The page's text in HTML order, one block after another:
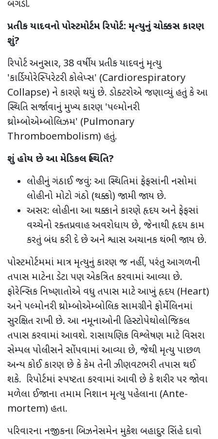
બગડી.
પ્રતીક યાદવનો પોસ્ટમોર્ટમ રિપોર્ટ: મૃત્યુનું ચોક્કસ કારણ
શું?
રિપોર્ટ અનુસાર, 38 વર્ષીય પ્રતીક યાદવનું મૃત્યુ
'કાર્ડિયોરેસ્પિરેટરી કોલેપ્સ' (Cardiorespiratory
Collapse) ને કારણે થયું છે. ડોક્ટરોએ જણાવ્યું હતું કે આ
સ્થિતિ સર્જાવાનું મુખ્ય કારણ 'પલ્મોનરી
થ્રોમ્બોએમ્બોલિઝમ' (Pulmonary
Thromboembolism) હતું.
શું હોય છે આ મેડિકલ સ્થિતિ?
લોહીનું ગંઠાઈ જવું: આ સ્થિતિમાં ફેફસાંની નસોમાં
લોહીનો મોટો ગંઠો (થક્કો) જામી જાય છે.
અસર: લોહીના આ થક્કાને કારણે હૃદય અને ફેફસાં
વચ્ચેનો રક્તપ્રવાહ અવરોધાય છે, જેનાથી હૃદય કામ
કરતું બંધ કરી દે છે અને શ્વાસ અચાનક થંભી જાય છે.
પોસ્ટમોર્ટમમાં માત્ર મૃત્યુનું કારણ જ નહીં, પરંતુ આગળની
તપાસ માટેના ડેટા પણ એકત્રિત કરવામાં આવ્યા છે.
ફોરેન્સિક નિષ્ણાતોએ વધુ તપાસ માટે આખું હૃદય (Heart)
અને પલ્મોનરી થ્રોમ્બોએમ્બોલિક સામગ્રીને ફોર્મેલિનમાં
સુરક્ષિત રાખી છે. આ નમૂનાઓની હિસ્ટોપેથોલોજિકલ
તપાસ કરવામાં આવશે. રાસાયણિક વિશ્લેષણ માટે વિસરા
સેમ્પલ પોલીસને સોંપવામાં આવ્યા છે, જેથી મૃત્યુ પાછળ
અન્ય કોઈ કારણ છે કે કેમ તેની ઝીણવટભરી તપાસ થઈ
શકે. રિપોર્ટમાં સ્પષ્ટતા કરવામાં આવી છે કે શરીર પર જોવા
મળેલા ઈજાના તમામ નિશાન મૃત્યુ પહેલાના (Ante-
mortem) હતા.
પરિવારના નજીકના બિઝનેસમેન મુકેશ બહાદુર સિંહે દાવો